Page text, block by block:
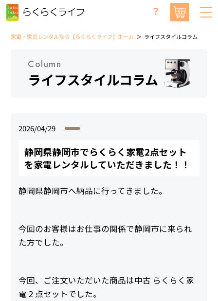
？
家電・家具レンタルなら【らくらくライフ】ホーム ライフスタイルコラム
Column
ライフスタイルコラム
2026/04/29
静岡県静岡市でらくらく家電2点セット
を家電レンタルしていただきました！！
静岡県静岡市へ納品に行ってきました。
今回のお客様はお仕事の関係で静岡市に来られ
た方でした。
今回、ご注文いただいた商品は中古 らくらく家
電２点セットでした。